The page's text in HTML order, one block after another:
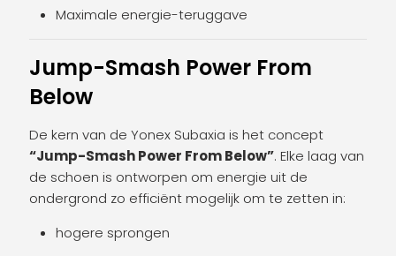
Maximale energie-teruggave
Jump-Smash Power From
Below
De kern van de Yonex Subaxia is het concept
“Jump-Smash Power From Below”. Elke laag van
de schoen is ontworpen om energie uit de
ondergrond zo efficiënt mogelijk om te zetten in:
hogere sprongen